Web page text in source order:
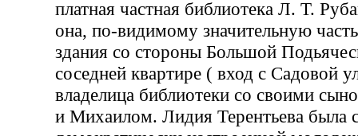
платная частная библиотека Л. Т.
она, по-видимому значительную часть
здания со стороны Большой
соседней квартире ( вход с Садовой
владелица библиотеки со своими
и Михаилом. Лидия Терентьева была